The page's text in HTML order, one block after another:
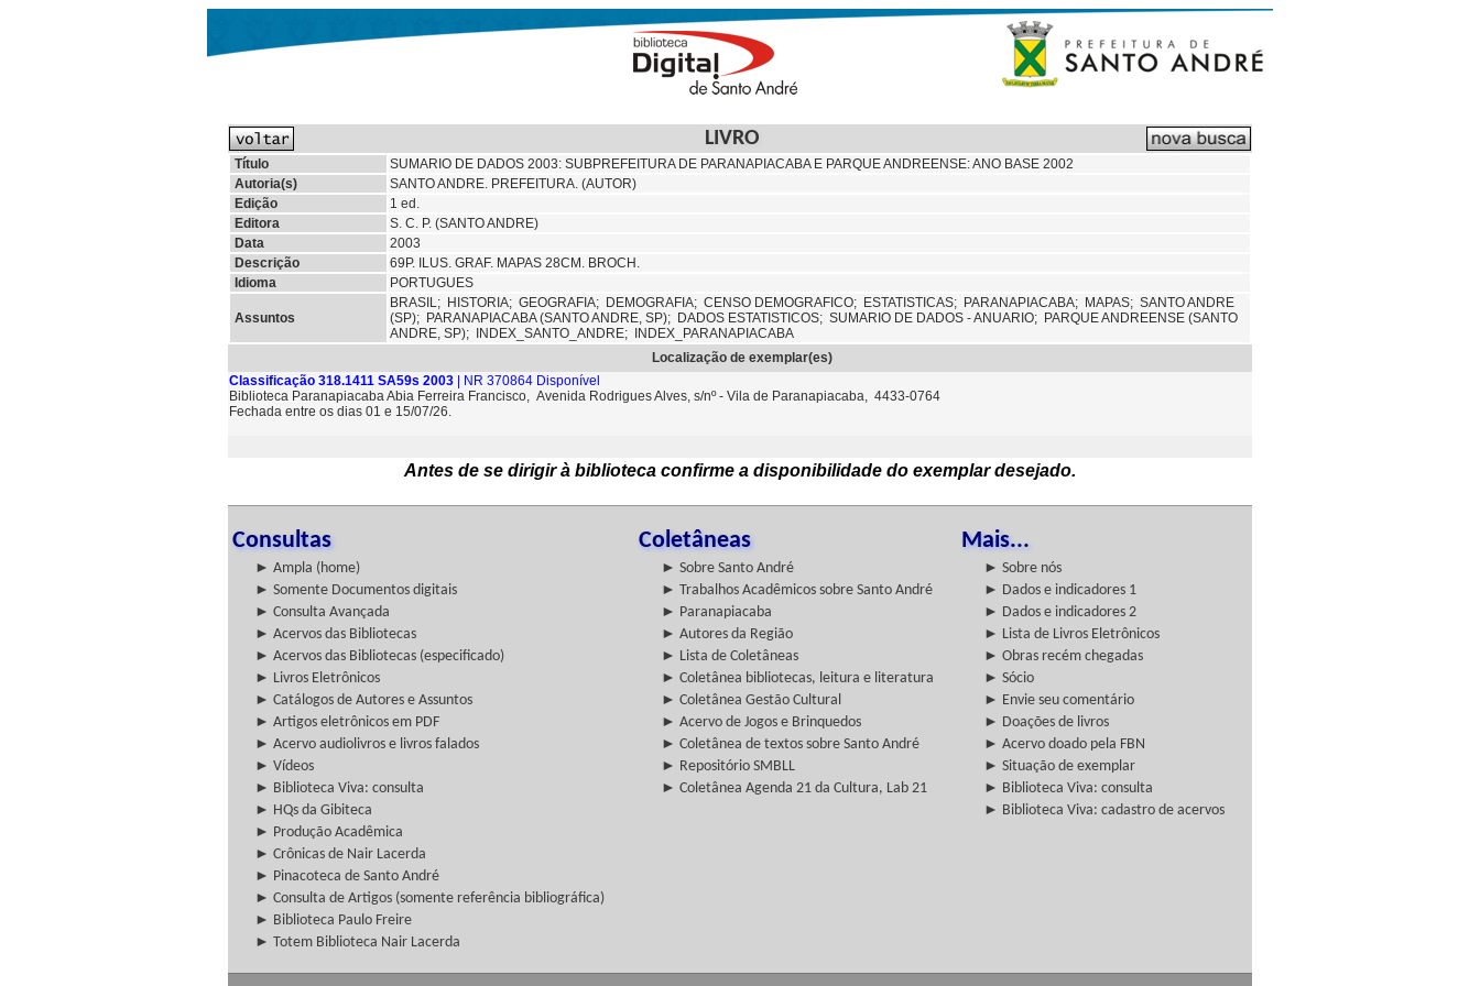
LIVRO
Título
SUMARIO DE DADOS 2003: SUBPREFEITURA DE PARANAPIACABA E PARQUE ANDREENSE: ANO BASE 2002
Autoria(s)
SANTO ANDRE. PREFEITURA. (AUTOR)
Edição
1 ed.
Editora
S. C. P. (SANTO ANDRE)
Data
2003
Descrição
69P. ILUS. GRAF. MAPAS 28CM. BROCH.
Idioma
PORTUGUES
Assuntos
BRASIL; HISTORIA; GEOGRAFIA; DEMOGRAFIA; CENSO DEMOGRAFICO; ESTATISTICAS; PARANAPIACABA; MAPAS; SANTO ANDRE
(SP); PARANAPIACABA (SANTO ANDRE, SP); DADOS ESTATISTICOS; SUMARIO DE DADOS - ANUARIO; PARQUE ANDREENSE (SANTO
ANDRE, SP);
INDEX_SANTO_ANDRE; INDEX_PARANAPIACABA
Localização de exemplar(es)
Classificação 318.1411 SA59s 2003 | NR 370864 Disponível
Biblioteca Paranapiacaba Abia Ferreira Francisco, Avenida Rodrigues Alves, s/nº - Vila de Paranapiacaba, 4433-0764
Fechada entre os dias 01 e 15/07/26.
Antes de se dirigir à biblioteca confirme a disponibilidade do exemplar desejado.
Consultas Coletâneas Mais...
► Ampla (home) ► Sobre Santo André
► Sobre nós
► Somente Documentos digitais
► Trabalhos Acadêmicos sobre Santo André
► Dados e indicadores 1
► Consulta Avançada
► Paranapiacaba
► Dados e indicadores 2
► Acervos das Bibliotecas
► Autores da Região
► Lista de Livros Eletrônicos
► Acervos das Bibliotecas (especificado)
► Lista de Coletâneas
► Obras recém chegadas
► Livros Eletrônicos
► Coletânea bibliotecas, leitura e literatura
► Sócio
► Catálogos de Autores e Assuntos
► Coletânea Gestão Cultural
► Envie seu comentário
► Artigos eletrônicos em PDF
► Acervo de Jogos e Brinquedos
► Doações de livros
► Acervo audiolivros e livros falados
► Coletânea de textos sobre Santo André
► Acervo doado pela FBN
► Vídeos
► Repositório SMBLL
► Situação de exemplar
► Biblioteca Viva: consulta
► Coletânea Agenda 21 da Cultura, Lab 21
► Biblioteca Viva: consulta
► HQs da Gibiteca
► Biblioteca Viva: cadastro de acervos
► Produção Acadêmica
► Crônicas de Nair Lacerda
► Pinacoteca de Santo André
► Consulta de Artigos (somente referência bibliográfica)
► Biblioteca Paulo Freire
► Totem Biblioteca Nair Lacerda